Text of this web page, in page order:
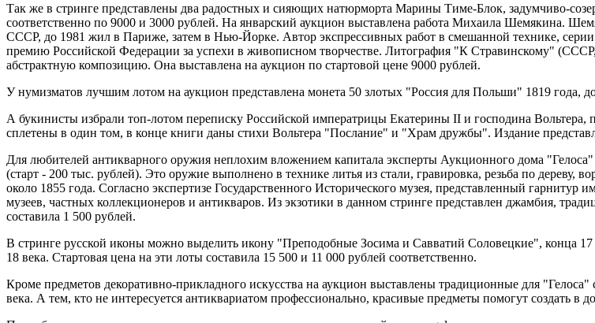
Так же в стринге представлены два радостных и сияющих натюрморта Марины Тиме-Блок, задумчиво-
соответственно по 9000 и 3000 рублей. На январский аукцион выставлена работа Михаила Шемякина.
СССР, до 1981 жил в Париже, затем в Нью-Йорке. Автор экспрессивных работ в смешанной технике,
премию Российской Федерации за успехи в живописном творчестве. Литография "К Стравинскому"
абстрактную композицию. Она выставлена на аукцион по стартовой цене 9000 рублей.
У нумизматов лучшим лотом на аукцион представлена монета 50 злотых "Россия для Польши" 1819 года,
А букинисты избрали топ-лотом переписку Российской императрицы Екатерины II и господина
сплетены в один том, в конце книги даны стихи Вольтера "Послание" и "Храм дружбы". Издание
Для любителей антикварного оружия неплохим вложением капитала эксперты Аукционного дома
(старт - 200 тыс. рублей). Это оружие выполнено в технике литья из стали, гравировка, резьба по
около 1855 года. Согласно экспертизе Государственного Исторического музея, представленный
музеев, частных коллекционеров и антикваров. Из экзотики в данном стринге представлен джамбия,
составила 1 500 рублей.
В стринге русской иконы можно выделить икону "Преподобные Зосима и Савватий Соловецкие", конца
18 века. Стартовая цена на эти лоты составила 15 500 и 11 000 рублей соответственно.
Кроме предметов декоративно-прикладного искусства на аукцион выставлены традиционные для
века. А тем, кто не интересуется антиквариатом профессионально, красивые предметы помогут создать в